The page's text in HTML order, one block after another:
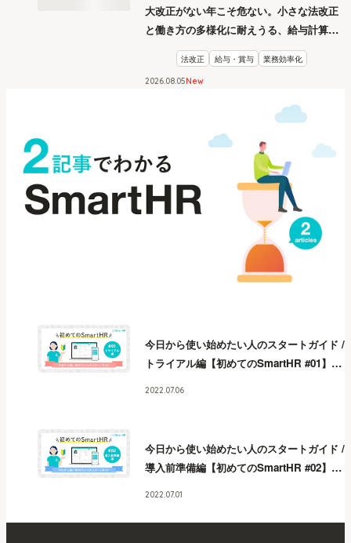
大改正がない年こそ危ない。小さな法改正
と働き方の多様化に耐えうる、給与計算と
リスク管理
法改正 給与・賞与 業務効率化
2026.08 05New
今日から使い始めたい人のスタートガイド /
トライアル編【初めてのSmartHR #01】 今
日から使い始めたい人のスタートガイド /
トライアル編【初めてのSmartHR #01】 今
日から使い始めたい人のスタートガイド /
2022.07.06
今日から使い始めたい人のスタートガイド /
導入前準備編【初めてのSmartHR #02】 今
日から使い始めたい人のスタートガイド /
2022.07.01